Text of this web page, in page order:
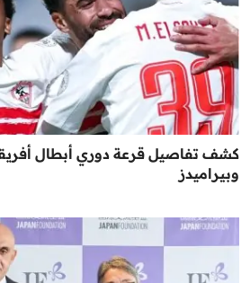
كشف تفاصيل قرعة دوري أبطال
وبيراميدز